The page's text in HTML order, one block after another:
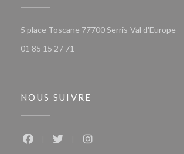
5 place Toscane 77700 Serris-Val d'Europe
01 85 15 27 71
NOUS SUIVRE